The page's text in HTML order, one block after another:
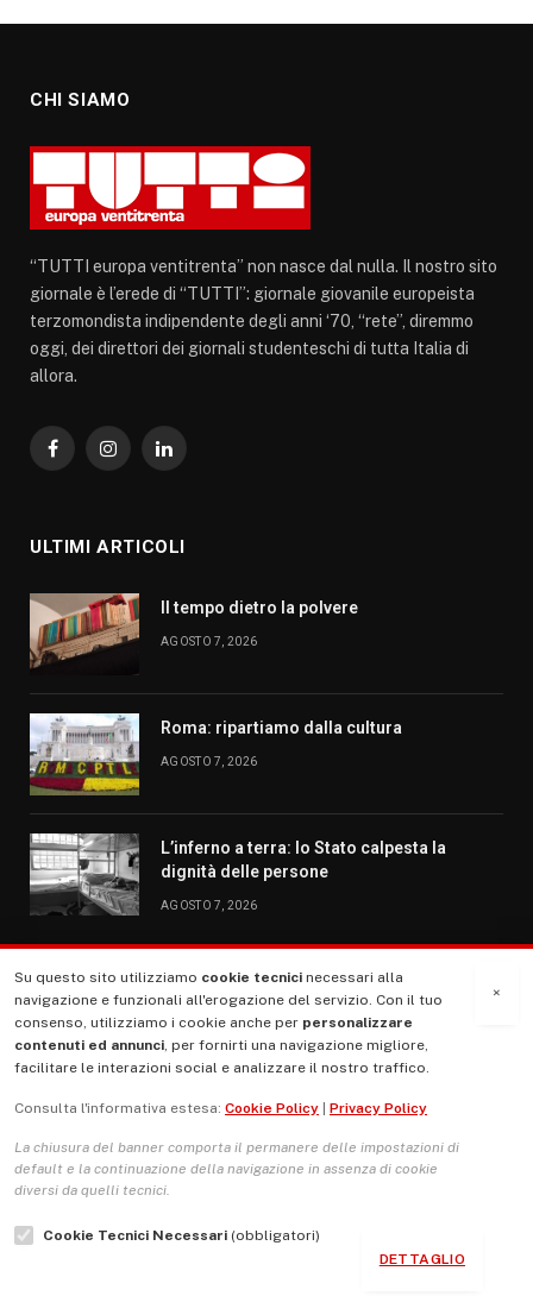
CHI SIAMO
“TUTTI europa ventitrenta” non nasce dal nulla. Il nostro sito
giornale è l’erede di “TUTTI”: giornale giovanile europeista
terzomondista indipendente degli anni ‘70, “rete”, diremmo
oggi, dei direttori dei giornali studenteschi di tutta Italia di
allora.
FacebookInstagramLinkedIn
ULTIMI ARTICOLI
Il tempo dietro la polvere
AGOSTO 7, 2026
Roma: ripartiamo dalla cultura
AGOSTO 7, 2026
L’inferno a terra: lo Stato calpesta la
dignità delle persone
AGOSTO 7, 2026
MENU
La Nostra Storia
Le Copertine
L’Associazione
Indirizzo Socio Politico Culturale
×
Su questo sito utilizziamo cookie tecnici necessari alla
navigazione e funzionali all'erogazione del servizio. Con il tuo
consenso, utilizziamo i cookie anche per personalizzare
contenuti ed annunci, per fornirti una navigazione migliore,
facilitare le interazioni social e analizzare il nostro traffico.
Consulta l'informativa estesa: Cookie Policy Privacy Policy
La chiusura del banner comporta il permanere delle impostazioni di
default e la continuazione della navigazione in assenza di cookie
diversi da quelli tecnici.
Cookie Tecnici Necessari (obbligatori)
DETTAGLIO